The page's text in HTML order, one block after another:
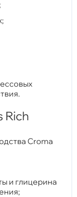
Rich
Croma
и глицерина